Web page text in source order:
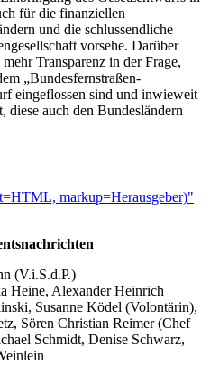
für die finanziellen
und die schlussendliche
vorsehe. Darüber
Transparenz in der Frage,
„Bundesfernstraßen-
eingeflossen sind und inwieweit
diese auch den Bundesländern
markup=Herausgeber)"
(V.i.S.d.P.)
Heine, Alexander Heinrich
Susanne Ködel (Volontärin),
Sören Christian Reimer (Chef
Schmidt, Denise Schwarz,